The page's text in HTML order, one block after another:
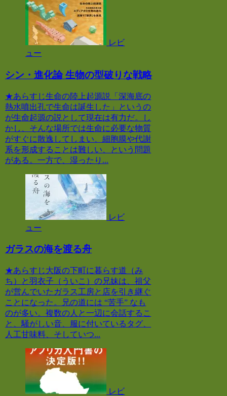
レビ
ュー
シン・進化論 生物の型破りな戦略
★あらすじ生命の陸上起源説「深海底の
熱水噴出孔で生命は誕生した」というの
が生命起源の説として現在は有力だ。し
かし、そんな場所では生命に必要な物質
がすぐに散逸してしまい、細胞膜や代謝
系を形成することは難しい、という問題
がある。一方で、湿ったり...
レビ
ュー
ガラスの海を渡る舟
★あらすじ大阪の下町に暮らす道（み
ち）と羽衣子（ういこ）の兄妹は、祖父
が営んでいたガラス工房と店を引き継ぐ
ことになった。兄の道には “苦手” なも
のが多い。複数の人と一辺に会話するこ
と、騒がしい音、服に付いているタグ、
人工甘味料、そしていつ...
レビ